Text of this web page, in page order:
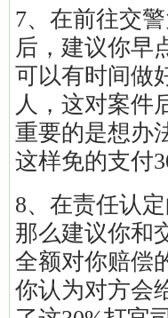
7、在前往交
后，建议你早
可以有时间做
人，这对案件
重要的是想办
这样免的支付
8、在责任认
那么建议你和
全额对你赔偿
你认为对方会